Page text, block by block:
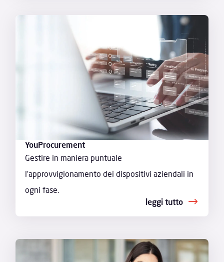
YouProcurement
Gestire in maniera puntuale
l’approvvigionamento dei dispositivi aziendali in
ogni fase.
leggi tutto